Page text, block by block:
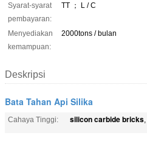
Syarat-syarat
pembayaran:
TT ； L / C
Menyediakan
kemampuan:
2000tons / bulan
Deskripsi
Bata Tahan Api Silika
Cahaya Tinggi: silicon carbide bricks,